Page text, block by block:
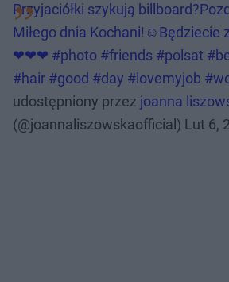
Przyjaciółki szykują
Miłego dnia Kochani!☺Będziecie
❤❤❤ #photo #friends #polsat
#hair #good #day #lovemyjob
udostępniony przez joanna
(@joannaliszowskaofficial) Lut 6,